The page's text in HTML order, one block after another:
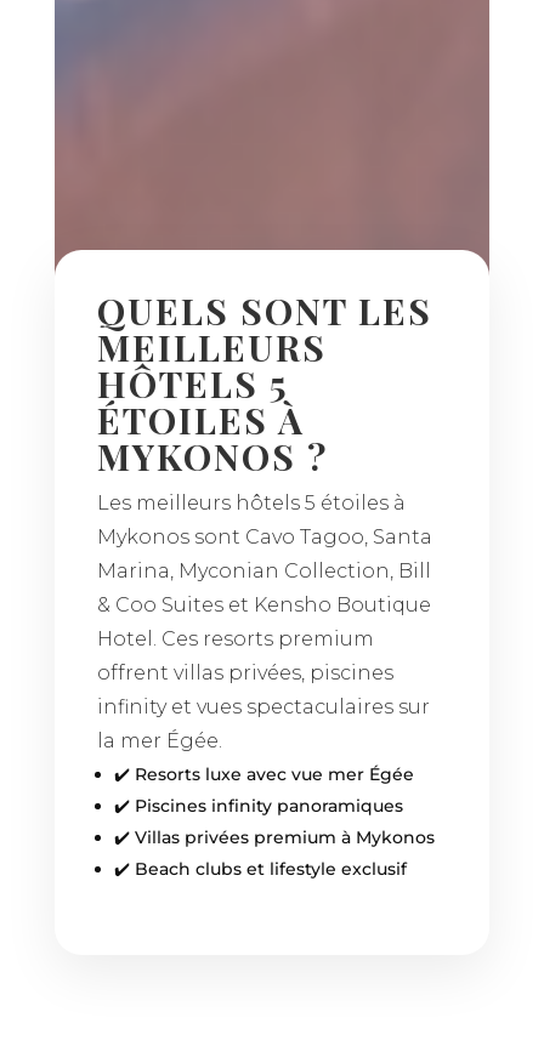
QUELS SONT LES
MEILLEURS
HÔTELS 5
ÉTOILES À
MYKONOS ?
Les meilleurs hôtels 5 étoiles à
Mykonos sont Cavo Tagoo, Santa
Marina, Myconian Collection, Bill
& Coo Suites et Kensho Boutique
Hotel. Ces resorts premium
offrent villas privées, piscines
infinity et vues spectaculaires sur
la mer Égée.
✔️ Resorts luxe avec vue mer Égée
✔️ Piscines infinity panoramiques
✔️ Villas privées premium à Mykonos
✔️ Beach clubs et lifestyle exclusif